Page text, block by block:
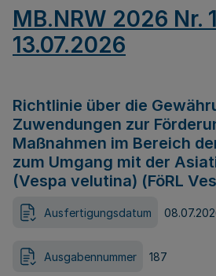
MB.NRW 2026 Nr.
13.07.2026
Richtlinie über die
Zuwendungen zur
Maßnahmen im Bereich
zum Umgang mit der
(Vespa velutina) (FöRL
Ausfertigungsdatum
Ausgabennummer 187